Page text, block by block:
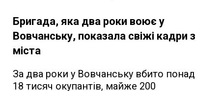
Бригада, яка два роки воює у
Вовчанську, показала свіжі кадри з
міста
За два роки у Вовчанську вбито понад
18 тисяч окупантів, майже 200